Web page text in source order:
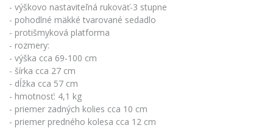
- výškovo nastaviteľná rukoväť-3 stupne
- pohodlné mäkké tvarované sedadlo
- protišmyková platforma
- rozmery:
- výška cca 69-100 cm
- šírka cca 27 cm
- dĺžka cca 57 cm
- hmotnosť: 4,1 kg
- priemer zadných kolies cca 10 cm
- priemer predného kolesa cca 12 cm